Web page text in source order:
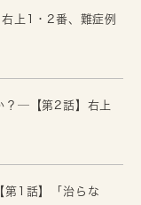
上1・2番、難症例
？─【第2話】右上
第1話】「治らな